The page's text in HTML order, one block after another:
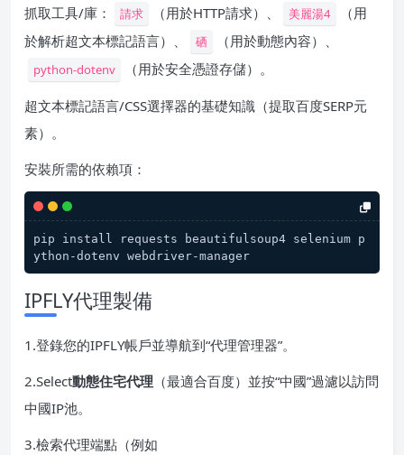
抓取工具/庫： 請求 （用於HTTP請求）、 美麗湯4
（用
於解析超文本標記語言）、
硒 （用於動態內容）、
python-dotenv （用於安全憑證存儲）。
超文本標記語言/CSS選擇器的基礎知識（提取百度SERP元
素）。
安裝所需的依賴項：
pip install requests beautifulsoup4 selenium p
ython-dotenv webdriver-manager
IPFLY代理製備
1.登錄您的IPFLY帳戶並導航到“代理管理器”。
2.Select動態住宅代理 （最適合百度）並按“中國”過濾以訪問
中國IP池。
3.檢索代理端點（例如